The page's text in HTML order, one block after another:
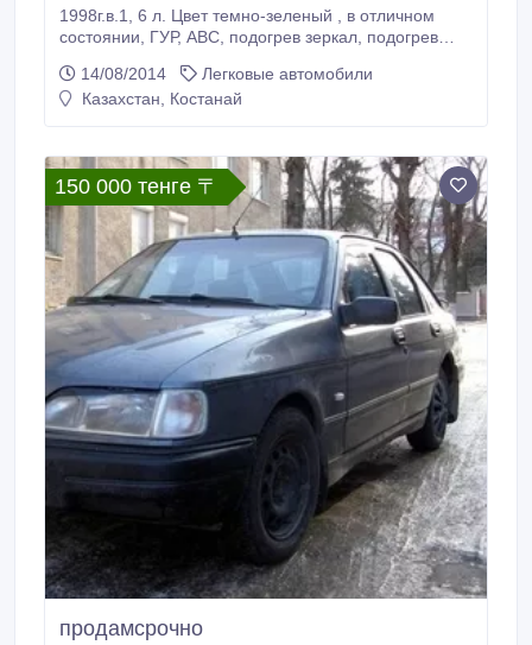
1998г.в.1, 6 л. Цвет темно-зеленый , в отличном
состоянии, ГУР, АВС, подогрев зеркал, подогрев
продаю в связи с переездом ..
14/08/2014
Легковые автомобили
Казахстан, Костанай
150 000 тенге 〒
продамсрочно